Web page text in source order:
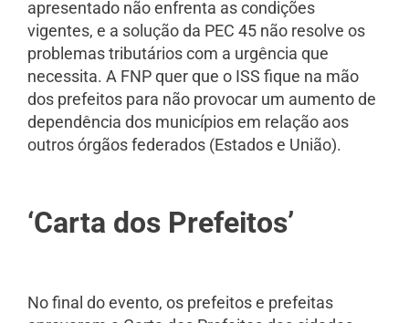
apresentado não enfrenta as condições
vigentes, e a solução da PEC 45 não resolve os
problemas tributários com a urgência que
necessita. A FNP quer que o ISS fique na mão
dos prefeitos para não provocar um aumento de
dependência dos municípios em relação aos
outros órgãos federados (Estados e União).
‘Carta dos Prefeitos’
No final do evento, os prefeitos e prefeitas